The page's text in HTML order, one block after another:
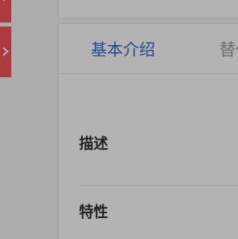
基本介绍
描述
特性